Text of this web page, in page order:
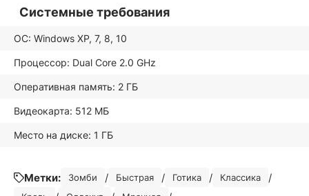
Системные требования
ОС: Windows XP, 7, 8, 10
Процессор: Dual Core 2.0 GHz
Оперативная память: 2 ГБ
Видеокарта: 512 МБ
Место на диске: 1 ГБ
Метки: Зомби / Быстрая / Готика / Классика /